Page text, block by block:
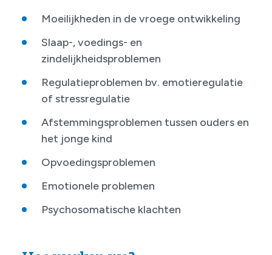
Moeilijkheden in de vroege ontwikkeling
Slaap-, voedings- en
zindelijkheidsproblemen
Regulatieproblemen bv. emotieregulatie
of stressregulatie
Afstemmingsproblemen tussen ouders en
het jonge kind
Opvoedingsproblemen
Emotionele problemen
Psychosomatische klachten